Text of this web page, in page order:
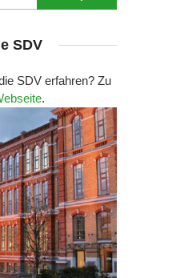
SDV
SDV erfahren? Zu
.